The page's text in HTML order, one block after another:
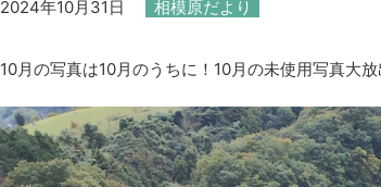
2024年10月31日 相模原だより
10月の写真は10月のうちに！10月の未使用写真大放